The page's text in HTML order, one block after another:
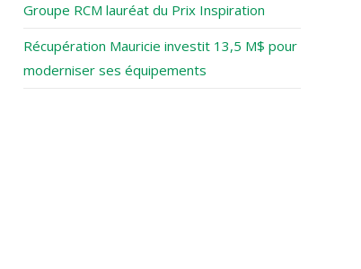
Groupe RCM lauréat du Prix Inspiration
Récupération Mauricie investit 13,5 M$ pour
moderniser ses équipements